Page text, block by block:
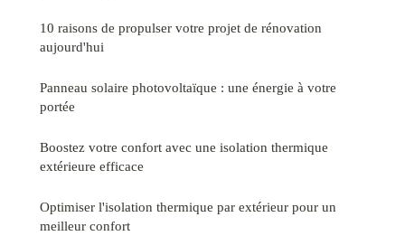
10 raisons de propulser votre projet de rénovation
aujourd'hui
Panneau solaire photovoltaïque : une énergie à votre
portée
Boostez votre confort avec une isolation thermique
extérieure efficace
Optimiser l'isolation thermique par extérieur pour un
meilleur confort